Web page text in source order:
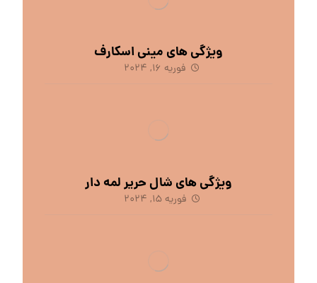
ویژگی های مینی اسکارف
فوریه 16, 2024
ویژگی های شال حریر لمه دار
فوریه 15, 2024